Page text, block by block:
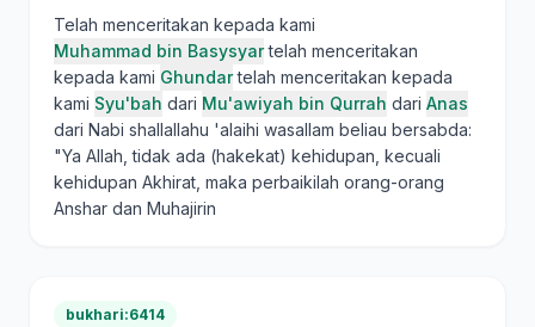
Telah menceritakan kepada kami
Muhammad bin Basysyartelah menceritakan
kepada kami Ghundartelah menceritakan kepada
kami Syu'bah dari Mu'awiyah bin Qurrah dari Anas
dari Nabi shallallahu 'alaihi wasallam beliau bersabda:
"Ya Allah, tidak ada (hakekat) kehidupan, kecuali
kehidupan Akhirat, maka perbaikilah orang-orang
Anshar dan Muhajirin
bukhari:6414